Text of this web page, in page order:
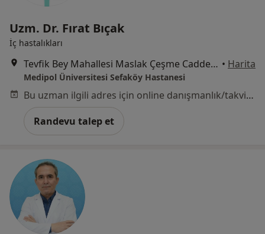
Uzm. Dr. Fırat Bıçak
İç hastalıkları
Tevfik Bey Mahallesi Maslak Çeşme Caddesi No:30, Küçükçekmece • Harita
Medipol Üniversitesi Sefaköy Hastanesi
Bu uzman ilgili adres için online danışmanlık/takvim sunmuyor.
Randevu talep et